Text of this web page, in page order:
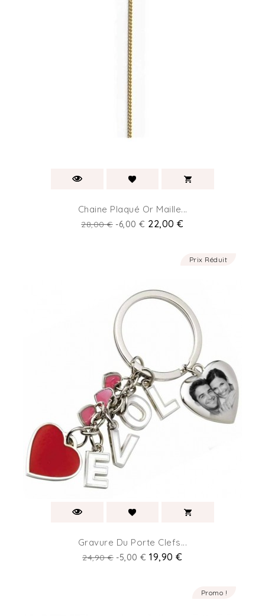
Chaine Plaqué Or Maille...
Prix
28,00 € -6,00 € Prix
22,00 €
Prix Réduit
Gravure Du Porte Clefs...
Prix
24,90 € -5,00 € Prix
19,90 €
Promo !